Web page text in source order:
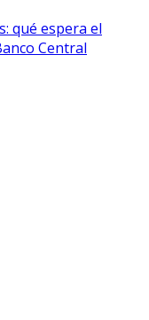
qué espera el
Central